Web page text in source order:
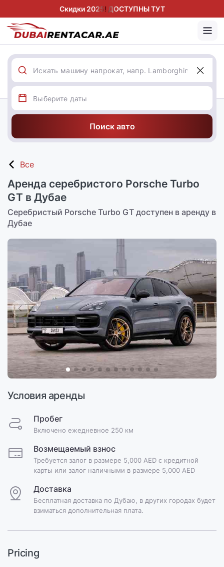
Скидки 2025! ДОСТУПНЫ ТУТ
Поиск авто
Все
Аренда серебристого Porsche Turbo
GT в Дубае
Серебристый Porsche Turbo GT доступен в аренду в
Дубае
Условия аренды
Пробег
Включено ежедневное 250 км
Возмещаемый взнос
Требуется залог в размере 5,000 AED с кредитной
карты или залог наличными в размере 5,000 AED
Доставка
Бесплатная доставка по Дубаю, в других городах будет
взиматься дополнительная плата.
Pricing